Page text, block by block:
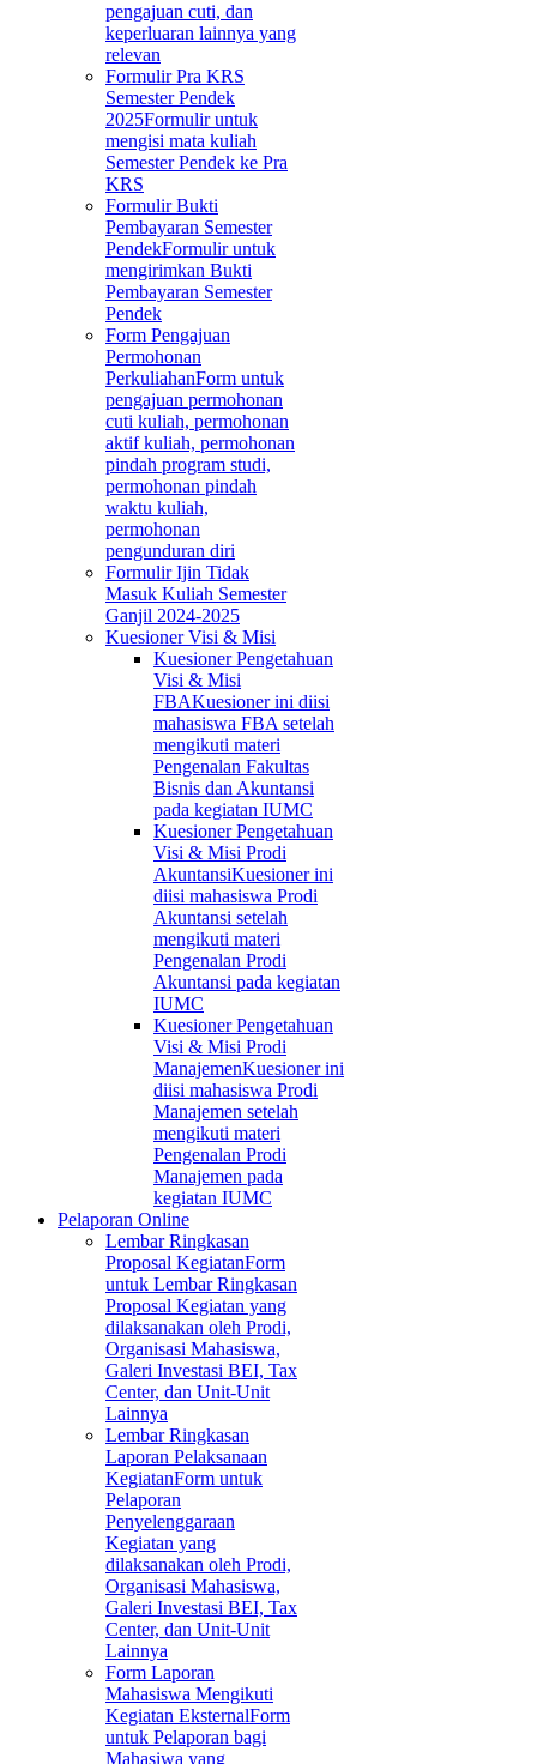
pengajuan cuti, dan
keperluaran lainnya yang
relevan
Formulir Pra KRS
Semester Pendek
2025Formulir untuk
mengisi mata kuliah
Semester Pendek ke Pra
KRS
Formulir Bukti
Pembayaran Semester
PendekFormulir untuk
mengirimkan Bukti
Pembayaran Semester
Pendek
Form Pengajuan
Permohonan
PerkuliahanForm untuk
pengajuan permohonan
cuti kuliah, permohonan
aktif kuliah, permohonan
pindah program studi,
permohonan pindah
waktu kuliah,
permohonan
pengunduran diri
Formulir Ijin Tidak
Masuk Kuliah Semester
Ganjil 2024-2025
Kuesioner Visi & Misi
Kuesioner Pengetahuan
Visi & Misi
FBAKuesioner ini diisi
mahasiswa FBA setelah
mengikuti materi
Pengenalan Fakultas
Bisnis dan Akuntansi
pada kegiatan IUMC
Kuesioner Pengetahuan
Visi & Misi Prodi
AkuntansiKuesioner ini
diisi mahasiswa Prodi
Akuntansi setelah
mengikuti materi
Pengenalan Prodi
Akuntansi pada kegiatan
IUMC
Kuesioner Pengetahuan
Visi & Misi Prodi
ManajemenKuesioner ini
diisi mahasiswa Prodi
Manajemen setelah
mengikuti materi
Pengenalan Prodi
Manajemen pada
kegiatan IUMC
Pelaporan Online
Lembar Ringkasan
Proposal KegiatanForm
untuk Lembar Ringkasan
Proposal Kegiatan yang
dilaksanakan oleh Prodi,
Organisasi Mahasiswa,
Galeri Investasi BEI, Tax
Center, dan Unit-Unit
Lainnya
Lembar Ringkasan
Laporan Pelaksanaan
KegiatanForm untuk
Pelaporan
Penyelenggaraan
Kegiatan yang
dilaksanakan oleh Prodi,
Organisasi Mahasiswa,
Galeri Investasi BEI, Tax
Center, dan Unit-Unit
Lainnya
Form Laporan
Mahasiswa Mengikuti
Kegiatan EksternalForm
untuk Pelaporan bagi
Mahasiwa yang